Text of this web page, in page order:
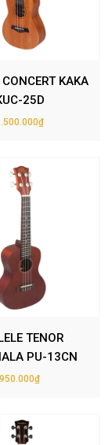
CONCERT KAKA
25D
TENOR
PU-13CN
950.000₫